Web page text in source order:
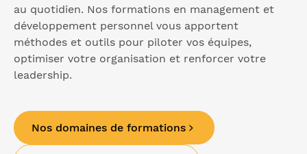
au quotidien. Nos formations en management et
développement personnel vous apportent
méthodes et outils pour piloter vos équipes,
optimiser votre organisation et renforcer votre
leadership.
Nos domaines de formations